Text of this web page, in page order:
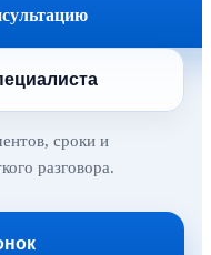
сроки и
разговора.